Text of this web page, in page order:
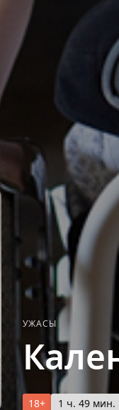
УЖАСЫ
18+ 1 ч. 49 мин.